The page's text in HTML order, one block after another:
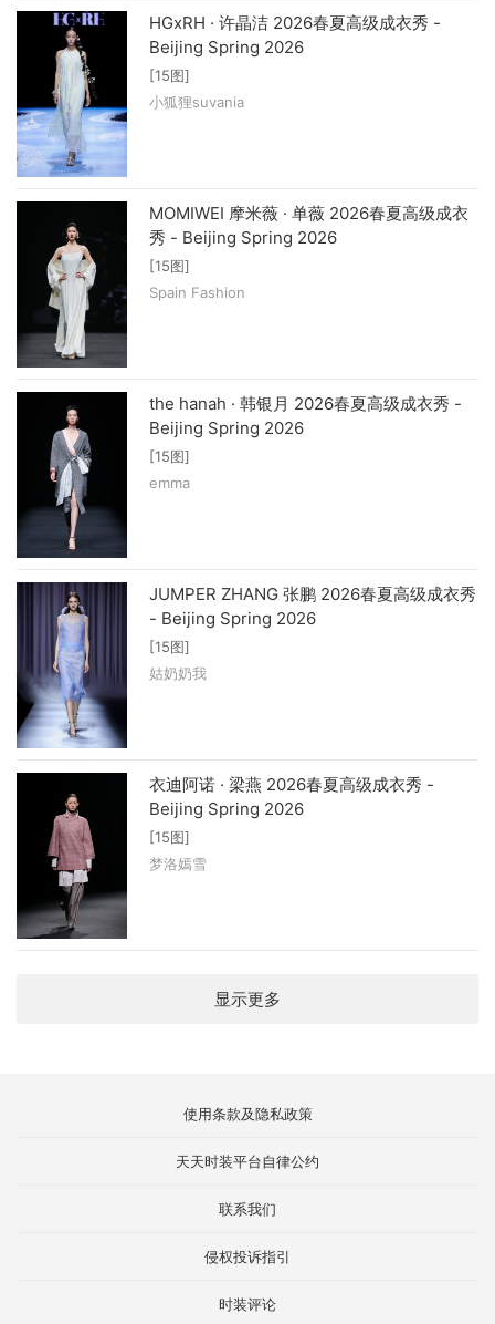
HGxRH · 许晶洁 2026春夏高级成衣秀 -
Beijing Spring 2026
[15图]
小狐狸suvania
MOMIWEI 摩米薇 · 单薇 2026春夏高级成衣
秀 - Beijing Spring 2026
[15图]
Spain Fashion
the hanah · 韩银月 2026春夏高级成衣秀 -
Beijing Spring 2026
[15图]
emma
JUMPER ZHANG 张鹏 2026春夏高级成衣秀
- Beijing Spring 2026
[15图]
姑奶奶我
衣迪阿诺 · 梁燕 2026春夏高级成衣秀 -
Beijing Spring 2026
[15图]
梦洛嫣雪
显示更多
使用条款及隐私政策
天天时装平台自律公约
联系我们
侵权投诉指引
时装评论